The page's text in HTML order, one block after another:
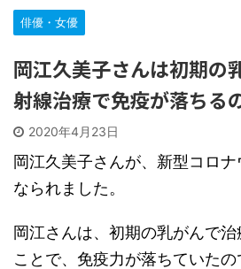
俳優・女優
岡江久美子さんは初期の
射線治療で免疫が落ちる
2020年4月23日
岡江久美子さんが、新型コロナ
なられました。
岡江さんは、初期の乳がんで
ことで、免疫力が落ちていた